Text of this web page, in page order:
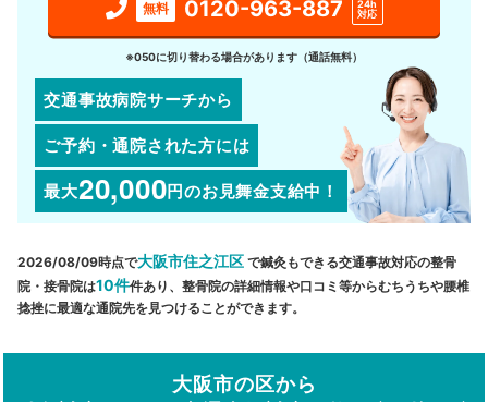
無料 0120-963-887
24h
対応
※050に切り替わる場合があります（通話無料）
交通事故病院サーチから
ご予約・通院された方には
最大20,000円のお見舞金支給中！
2026/08/09時点で大阪市住之江区 で鍼灸もできる交通事故対応の整骨
院・接骨院は10件件あり、整骨院の詳細情報や口コミ等からむちうちや腰椎
捻挫に最適な通院先を見つけることができます。
大阪市の区から